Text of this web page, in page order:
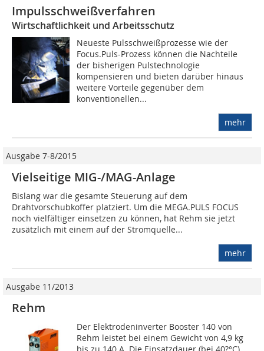
Impulsschweißverfahren
Wirtschaftlichkeit und Arbeitsschutz
Neueste Pulsschweißprozesse wie der
Focus.Puls-Prozess können die Nachteile
der bisherigen Pulstechnologie
kompensieren und bieten darüber hinaus
weitere Vorteile gegenüber dem
konventionellen...
mehr
Ausgabe 7-8/2015
Vielseitige MIG-/MAG-Anlage
Bislang war die gesamte Steuerung auf dem
Drahtvorschubkoffer platziert. Um die MEGA.PULS FOCUS
noch vielfältiger einsetzen zu können, hat Rehm sie jetzt
zusätzlich mit einem auf der Stromquelle...
mehr
Ausgabe 11/2013
Rehm
Der Elektrodeninverter Booster 140 von
Rehm leistet bei einem Gewicht von 4,9 kg